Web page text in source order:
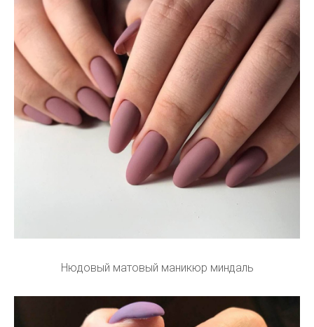
Нюдовый матовый маникюр миндаль